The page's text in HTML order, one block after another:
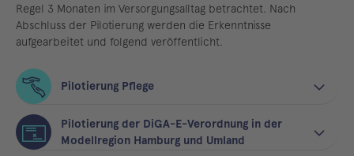
Regel 3 Monaten im Versorgungsalltag betrachtet. Nach
Abschluss der Pilotierung werden die Erkenntnisse
aufgearbeitet und folgend veröffentlicht.
Pilotierung Pflege
Pilotierung der DiGA-E-Verordnung in der
Modellregion Hamburg und Umland